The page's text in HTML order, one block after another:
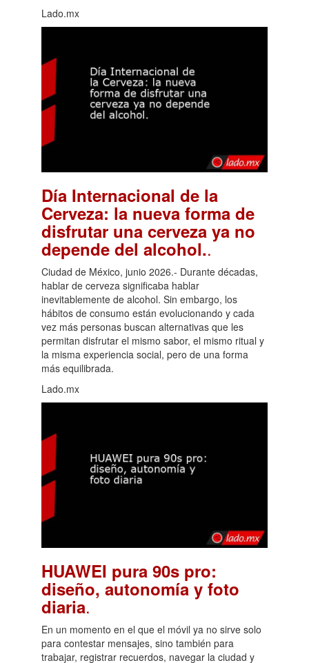
Lado.mx
Día Internacional de la
Cerveza: la nueva forma de
disfrutar una cerveza ya no
depende del alcohol..
Ciudad de México, junio 2026.- Durante décadas,
hablar de cerveza significaba hablar
inevitablemente de alcohol. Sin embargo, los
hábitos de consumo están evolucionando y cada
vez más personas buscan alternativas que les
permitan disfrutar el mismo sabor, el mismo ritual y
la misma experiencia social, pero de una forma
más equilibrada.
Lado.mx
HUAWEI pura 90s pro:
diseño, autonomía y foto
diaria.
En un momento en el que el móvil ya no sirve solo
para contestar mensajes, sino también para
trabajar, registrar recuerdos, navegar la ciudad y